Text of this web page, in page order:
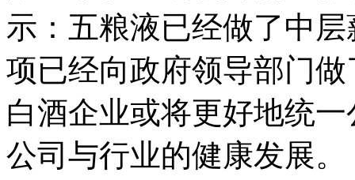
示：五粮液已经做了中
项已经向政府领导部门
白酒企业或将更好地统
公司与行业的健康发展。